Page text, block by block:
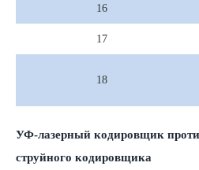
16
17
18
УФ-лазерный кодировщик
струйного кодировщика